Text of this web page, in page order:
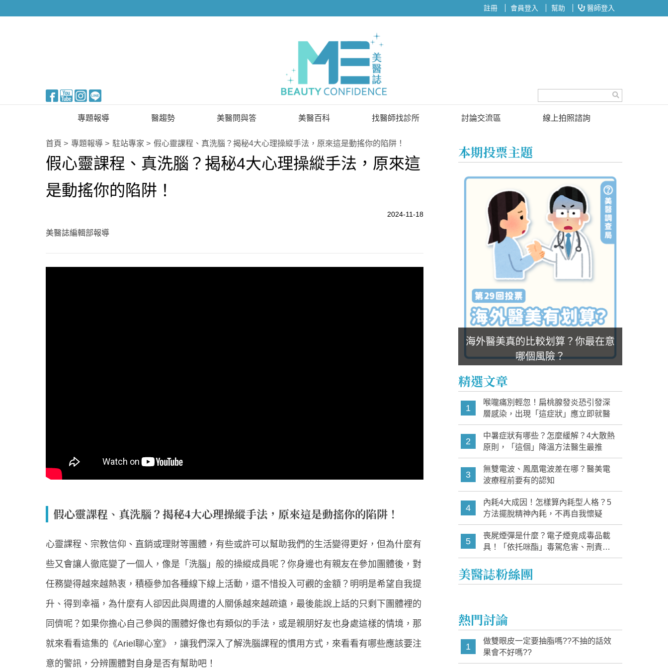
註冊 會員登入 幫助 醫師登入
專題報導
新知快訊
醫美整形
保健醫療
名醫問診室
醫趨勢
美醫FUN知識
國際新知
美醫問與答
已解決問題
待解決問題
美醫百科 找醫師找診所
找醫師
找診所
討論交流區
投票區
線上拍照諮詢
首頁 專題報導 駐站專家 假心靈課程、真洗腦？揭秘4大心理操縱手法，原來這是動搖你的陷阱！
假心靈課程、真洗腦？揭秘4大心理操縱手法，原來這
是動搖你的陷阱！
2024-11-18
美醫誌編輯部報導
假心靈課程、真洗腦？揭秘4大心理操縱手法，原來這是動搖你的陷阱！
心靈課程、宗教信仰、直銷或理財等團體，有些或許可以幫助我們的生活變得更好，但為什麼有
些又會讓人徹底變了一個人，像是「洗腦」般的操縱成員呢？你身邊也有親友在參加團體後，對
任務變得越來越熱衷，積極參加各種線下線上活動，還不惜投入可觀的金額？明明是希望自我提
升、得到幸福，為什麼有人卻因此與周遭的人關係越來越疏遠，最後能說上話的只剩下團體裡的
同儕呢？如果你擔心自己參與的團體好像也有類似的手法，或是親朋好友也身處這樣的情境，那
就來看看這集的《Ariel聊心室》，讓我們深入了解洗腦課程的慣用方式，來看看有哪些應該要注
意的警訊，分辨團體對自身是否有幫助吧！
本期投票主題
海外醫美真的比較划算？你最在意
哪個風險？
精選文章
1
喉嚨痛別輕忽！扁桃腺發炎恐引發深
層感染，出現「這症狀」應立即就醫
2
中暑症狀有哪些？怎麼緩解？4大散熱
原則，「這個」降溫方法醫生最推
3
無雙電波、鳳凰電波差在哪？醫美電
波療程前要有的認知
4
內耗4大成因！怎樣算內耗型人格？5
方法擺脫精神內耗，不再自我懷疑
5
喪屍煙彈是什麼？電子煙竟成毒品載
具！「依托咪酯」毒駕危害、刑責與
家長必知警訊
美醫誌粉絲團
熱門討論
1
做雙眼皮一定要抽脂嗎??不抽的話效
果會不好嗎??